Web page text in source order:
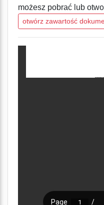
możesz pobrać lub
otwórz zawartość